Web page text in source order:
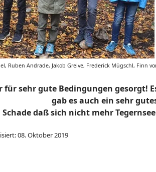
Ruben Andrade, Jakob Greive, Frederick Mügschl, Finn
sehr gute Bedingungen gesorgt!
gab es auch ein sehr
Schade daß sich nicht mehr
08. Oktober 2019